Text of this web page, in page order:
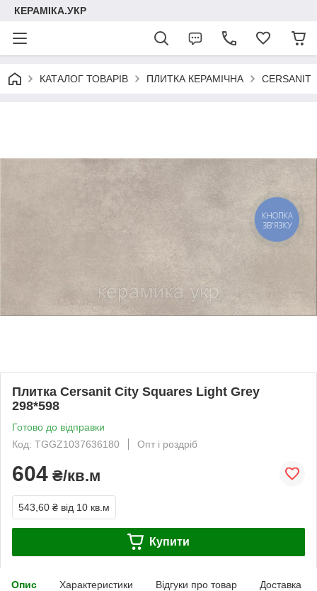
КЕРАМІКА.УКР
КАТАЛОГ ТОВАРІВ ПЛИТКА КЕРАМІЧНА CERSANIT
Плитка Cersanit City Squares Light Grey
298*598
Готово до відправки
Код: TGGZ1037636180
Опт і роздріб
604 ₴/кв.м
543,60 ₴ від 10 кв.м
Купити
Опис Характеристики Відгуки про товар Доставка
КНОПКА
ЗВ'ЯЗКУ